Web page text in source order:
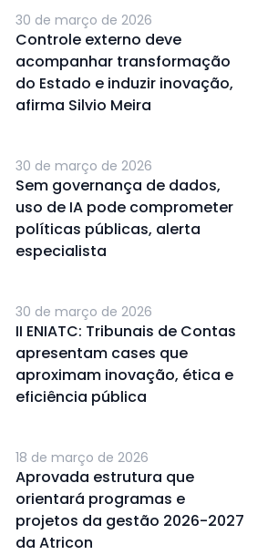
30 de março de 2026
Controle externo deve
acompanhar transformação
do Estado e induzir inovação,
afirma Silvio Meira
30 de março de 2026
Sem governança de dados,
uso de IA pode comprometer
políticas públicas, alerta
especialista
30 de março de 2026
II ENIATC: Tribunais de Contas
apresentam cases que
aproximam inovação, ética e
eficiência pública
18 de março de 2026
Aprovada estrutura que
orientará programas e
projetos da gestão 2026-2027
da Atricon